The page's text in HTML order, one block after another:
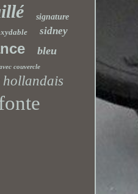
signature
sidney
bleu
couvercle